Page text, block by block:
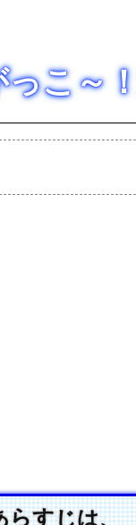
こ～
すじは、